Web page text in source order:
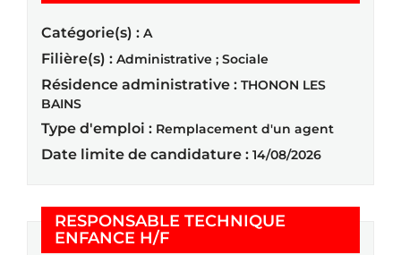
Catégorie(s) : A
Filière(s) : Administrative ; Sociale
Résidence administrative : THONON LES
BAINS
Type d'emploi : Remplacement d'un agent
Date limite de candidature : 14/08/2026
RESPONSABLE TECHNIQUE
ENFANCE H/F(Nouvelle fenêtre)